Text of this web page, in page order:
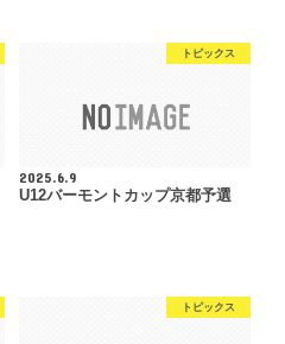
トピックス
2025.6.9
U12バーモントカップ京都予選
トピックス